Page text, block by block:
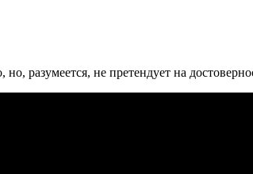
разумеется, не претендует на